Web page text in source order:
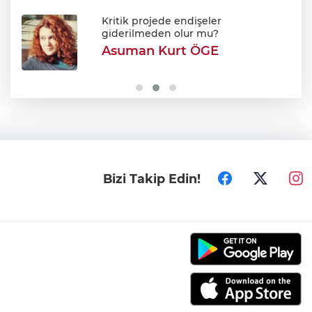
Bursa Festivali’nde 'Cimri' rüzgarı: Tam
Kritik projede endişeler
giderilmeden olur mu?
Asuman Kurt ÖGE
Bizi Takip Edin!